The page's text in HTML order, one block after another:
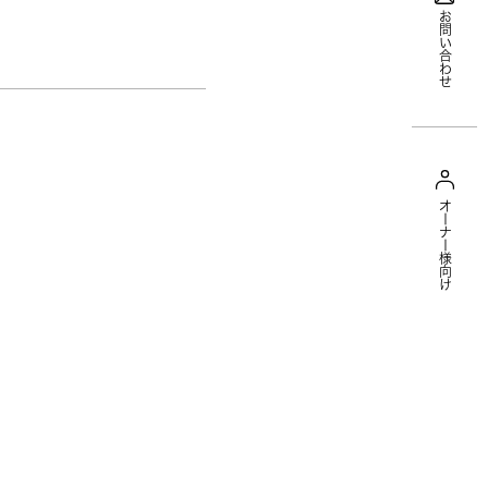
お問い合わせ
オーナー様向け